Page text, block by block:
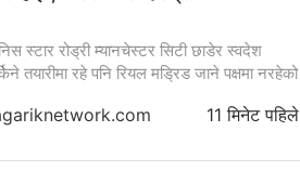
स्टार रोड्री म्यानचेस्टर सिटी छाडेर स्वदेश
तयारीमा रहे पनि रियल मड्रिड जाने पक्षमा नरहेको
11 मिनेट पहिले